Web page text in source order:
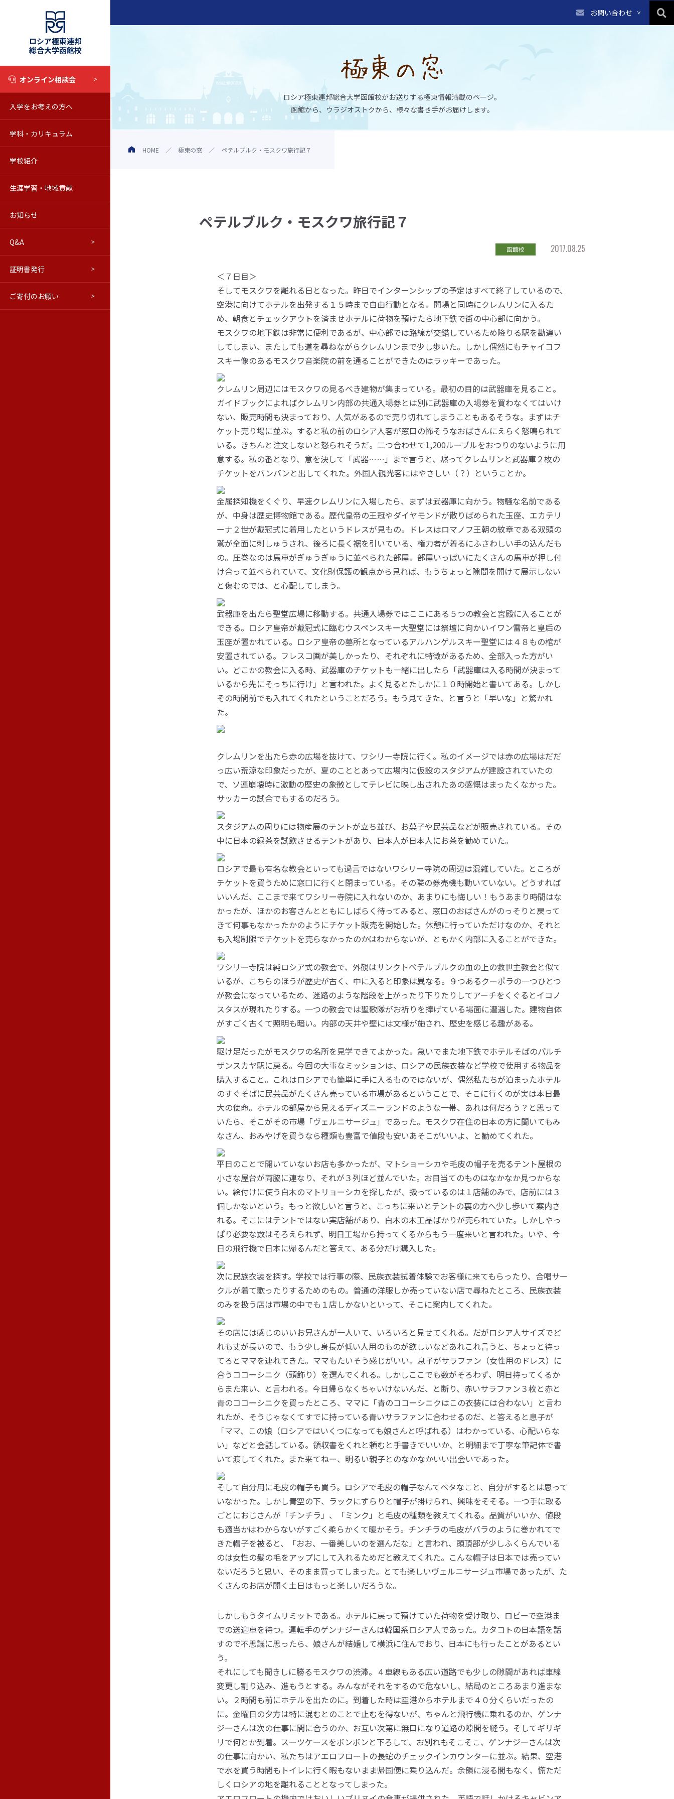
ロシア極東連邦
総合大学函館校
オンライン相談会
入学をお考えの方へ 入試情報
学科・カリキュラム
学校紹介
生涯学習・地域貢献
お知らせ
Q&A
証明書発行
ご寄付のお願い
お問い合わせ
ロシア極東連邦総合大学函館校がお送りする極東情報満載のページ。
函館から、ウラジオストクから、様々な書き手がお届けします。
HOME 極東の窓 ペテルブルク・モスクワ旅行記７
ペテルブルク・モスクワ旅行記７
函館校 2017.08.25
＜７日目＞
そしてモスクワを離れる日となった。昨日でインターンシップの予定はすべて終了しているので、
空港に向けてホテルを出発する１５時まで自由行動となる。開場と同時にクレムリンに入るた
め、朝食とチェックアウトを済ませホテルに荷物を預けたら地下鉄で街の中心部に向かう。
モスクワの地下鉄は非常に便利であるが、中心部では路線が交錯しているため降りる駅を勘違い
してしまい、またしても道を尋ねながらクレムリンまで少し歩いた。しかし偶然にもチャイコフ
スキー像のあるモスクワ音楽院の前を通ることができたのはラッキーであった。
クレムリン周辺にはモスクワの見るべき建物が集まっている。最初の目的は武器庫を見ること。
ガイドブックによればクレムリン内部の共通入場券とは別に武器庫の入場券を買わなくてはいけ
ない、販売時間も決まっており、人気があるので売り切れてしまうこともあるそうな。まずはチ
ケット売り場に並ぶ。すると私の前のロシア人客が窓口の怖そうなおばさんにえらく怒鳴られて
いる。きちんと注文しないと怒られそうだ。二つ合わせて1,200ルーブルをおつりのないように用
意する。私の番となり、意を決して「武器……」まで言うと、黙ってクレムリンと武器庫２枚の
チケットをバンバンと出してくれた。外国人観光客にはやさしい（？）ということか。
金属探知機をくぐり、早速クレムリンに入場したら、まずは武器庫に向かう。物騒な名前である
が、中身は歴史博物館である。歴代皇帝の王冠やダイヤモンドが散りばめられた玉座、エカテリ
ーナ２世が戴冠式に着用したというドレスが見もの。ドレスはロマノフ王朝の紋章である双頭の
鷲が全面に刺しゅうされ、後ろに長く裾を引いている、権力者が着るにふさわしい手の込んだも
の。圧巻なのは馬車がぎゅうぎゅうに並べられた部屋。部屋いっぱいにたくさんの馬車が押し付
け合って並べられていて、文化財保護の観点から見れば、もうちょっと隙間を開けて展示しない
と傷むのでは、と心配してしまう。
武器庫を出たら聖堂広場に移動する。共通入場券ではここにある５つの教会と宮殿に入ることが
できる。ロシア皇帝が戴冠式に臨むウスペンスキー大聖堂には祭壇に向かいイワン雷帝と皇后の
玉座が置かれている。ロシア皇帝の墓所となっているアルハンゲルスキー聖堂には４８もの棺が
安置されている。フレスコ画が美しかったり、それぞれに特徴があるため、全部入った方がい
い。どこかの教会に入る時、武器庫のチケットも一緒に出したら「武器庫は入る時間が決まって
いるから先にそっちに行け」と言われた。よく見るとたしかに１０時開始と書いてある。しかし
その時間前でも入れてくれたということだろう。もう見てきた、と言うと「早いな」と驚かれ
た。
クレムリンを出たら赤の広場を抜けて、ワシリー寺院に行く。私のイメージでは赤の広場はだだ
っ広い荒涼な印象だったが、夏のこととあって広場内に仮設のスタジアムが建設されていたの
で、ソ連崩壊時に激動の歴史の象徴としてテレビに映し出されたあの感慨はまったくなかった。
サッカーの試合でもするのだろう。
スタジアムの周りには物産展のテントが立ち並び、お菓子や民芸品などが販売されている。その
中に日本の緑茶を試飲させるテントがあり、日本人が日本人にお茶を勧めていた。
ロシアで最も有名な教会といっても過言ではないワシリー寺院の周辺は混雑していた。ところが
チケットを買うために窓口に行くと閉まっている。その隣の券売機も動いていない。どうすれば
いいんだ、ここまで来てワシリー寺院に入れないのか、あまりにも悔しい！もうあまり時間はな
かったが、ほかのお客さんとともにしばらく待ってみると、窓口のおばさんがのっそりと戻って
きて何事もなかったかのようにチケット販売を開始した。休憩に行っていただけなのか、それと
も入場制限でチケットを売らなかったのかはわからないが、ともかく内部に入ることができた。
ワシリー寺院は純ロシア式の教会で、外観はサンクトペテルブルクの血の上の救世主教会と似て
いるが、こちらのほうが歴史が古く、中に入ると印象は異なる。９つあるクーポラの一つひとつ
が教会になっているため、迷路のような階段を上がったり下りたりしてアーチをくぐるとイコノ
スタスが現れたりする。一つの教会では聖歌隊がお祈りを捧げている場面に遭遇した。建物自体
がすごく古くて照明も暗い。内部の天井や壁には文様が施され、歴史を感じる趣がある。
駆け足だったがモスクワの名所を見学できてよかった。急いでまた地下鉄でホテルそばのパルチ
ザンスカヤ駅に戻る。今回の大事なミッションは、ロシアの民族衣装など学校で使用する物品を
購入すること。これはロシアでも簡単に手に入るものではないが、偶然私たちが泊まったホテル
のすぐそばに民芸品がたくさん売っている市場があるということで、そこに行くのが実は本日最
大の使命。ホテルの部屋から見えるディズニーランドのような一帯、あれは何だろう？と思って
いたら、そこがその市場「ヴェルニサージュ」であった。モスクワ在住の日本の方に聞いてもみ
なさん、おみやげを買うなら種類も豊富で値段も安いあそこがいいよ、と勧めてくれた。
平日のことで開いていないお店も多かったが、マトショーシカや毛皮の帽子を売るテント屋根の
小さな屋台が両脇に連なり、それが３列ほど並んでいた。お目当てのものはなかなか見つからな
い。絵付けに使う白木のマトリョーシカを探したが、扱っているのは１店舗のみで、店前には３
個しかないという。もっと欲しいと言うと、こっちに来いとテントの裏の方へ少し歩いて案内さ
れる。そこにはテントではない実店舗があり、白木の木工品ばかりが売られていた。しかしやっ
ぱり必要な数はそろえられず、明日工場から持ってくるからもう一度来いと言われた。いや、今
日の飛行機で日本に帰るんだと答えて、ある分だけ購入した。
次に民族衣装を探す。学校では行事の際、民族衣装試着体験でお客様に来てもらったり、合唱サー
クルが着て歌ったりするためのもの。普通の洋服しか売っていない店で尋ねたところ、民族衣装
のみを扱う店は市場の中でも１店しかないといって、そこに案内してくれた。
その店には感じのいいお兄さんが一人いて、いろいろと見せてくれる。だがロシア人サイズでど
れも丈が長いので、もう少し身長が低い人用のものが欲しいなどあれこれ言うと、ちょっと待っ
てろとママを連れてきた。ママもたいそう感じがいい。息子がサラファン（女性用のドレス）に
合うココーシニク（頭飾り）を選んでくれる。しかしここでも数がそろわず、明日持ってくるか
らまた来い、と言われる。今日帰らなくちゃいけないんだ、と断り、赤いサラファン３枚と赤と
青のココーシニクを買ったところ、ママに「青のココーシニクはこの衣装には合わない」と言わ
れたが、そうじゃなくてすでに持っている青いサラファンに合わせるのだ、と答えると息子が
「ママ、この娘（ロシアではいくつになっても娘さんと呼ばれる）はわかっている、心配いらな
い」などと会話している。領収書をくれと頼むと手書きでいいか、と明細まで丁寧な筆記体で書
いて渡してくれた。また来てねー、明るい親子とのなかなかいい出会いであった。
そして自分用に毛皮の帽子も買う。ロシアで毛皮の帽子なんてベタなこと、自分がするとは思って
いなかった。しかし青空の下、ラックにずらりと帽子が掛けられ、興味をそそる。一つ手に取る
ごとにおじさんが「チンチラ」、「ミンク」と毛皮の種類を教えてくれる。品質がいいか、値段
も適当かはわからないがすごく柔らかくて暖かそう。チンチラの毛皮がバラのように巻かれてで
きた帽子を被ると、「おお、一番美しいのを選んだな」と言われ、頭頂部が少しふくらんでいる
のは女性の髪の毛をアップにして入れるためだと教えてくれた。こんな帽子は日本では売ってい
ないだろうと思い、そのまま買ってしまった。とても楽しいヴェルニサージュ市場であったが、た
くさんのお店が開く土日はもっと楽しいだろうな。
しかしもうタイムリミットである。ホテルに戻って預けていた荷物を受け取り、ロビーで空港ま
での送迎車を待つ。運転手のゲンナジーさんは韓国系ロシア人であった。カタコトの日本語を話
すので不思議に思ったら、娘さんが結婚して横浜に住んでおり、日本にも行ったことがあるとい
う。
それにしても聞きしに勝るモスクワの渋滞。４車線もある広い道路でも少しの隙間があれば車線
変更し割り込み、進もうとする。みんながそれをするので危ないし、結局のところあまり進まな
い。２時間も前にホテルを出たのに。到着した時は空港からホテルまで４０分くらいだったの
に。金曜日の夕方は特に混むとのことで止むを得ないが、ちゃんと飛行機に乗れるのか、ゲンナ
ジーさんは次の仕事に間に合うのか、お互い次第に無口になり道路の隙間を縫う。そしてギリギ
リで何とか到着。スーツケースをボンボンと下ろして、お別れもそこそこ、ゲンナジーさんは次
の仕事に向かい、私たちはアエロフロートの長蛇のチェックインカウンターに並ぶ。結果、空港
で水を買う時間もトイレに行く暇もないまま帰国便に乗り込んだ。余韻に浸る間もなく、慌ただ
しくロシアの地を離れることとなってしまった。